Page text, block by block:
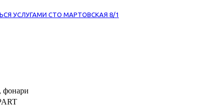
УСЛУГАМИ СТО МАРТОВСКАЯ 8/1